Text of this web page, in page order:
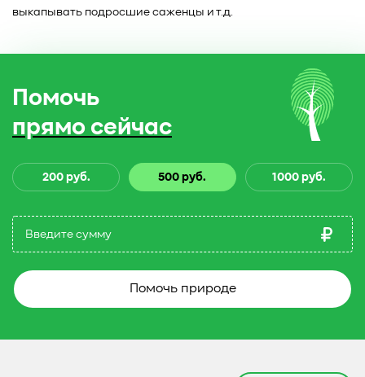
выкапывать подросшие саженцы и т.д.
Помочь
прямо сейчас
200 руб. 500 руб. 1000 руб.
Помочь природе